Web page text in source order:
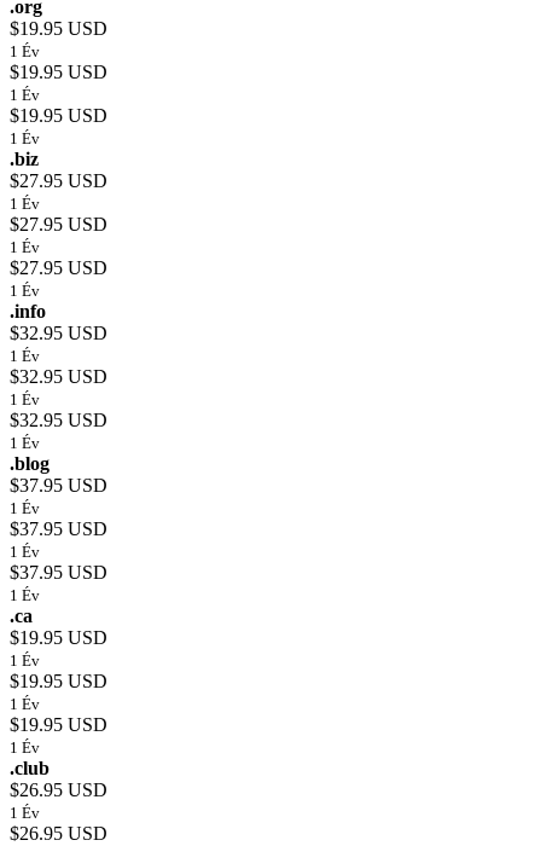
.org
$19.95 USD
1 Év
$19.95 USD
1 Év
$19.95 USD
1 Év
.biz
$27.95 USD
1 Év
$27.95 USD
1 Év
$27.95 USD
1 Év
.info
$32.95 USD
1 Év
$32.95 USD
1 Év
$32.95 USD
1 Év
.blog
$37.95 USD
1 Év
$37.95 USD
1 Év
$37.95 USD
1 Év
.ca
$19.95 USD
1 Év
$19.95 USD
1 Év
$19.95 USD
1 Év
.club
$26.95 USD
1 Év
$26.95 USD